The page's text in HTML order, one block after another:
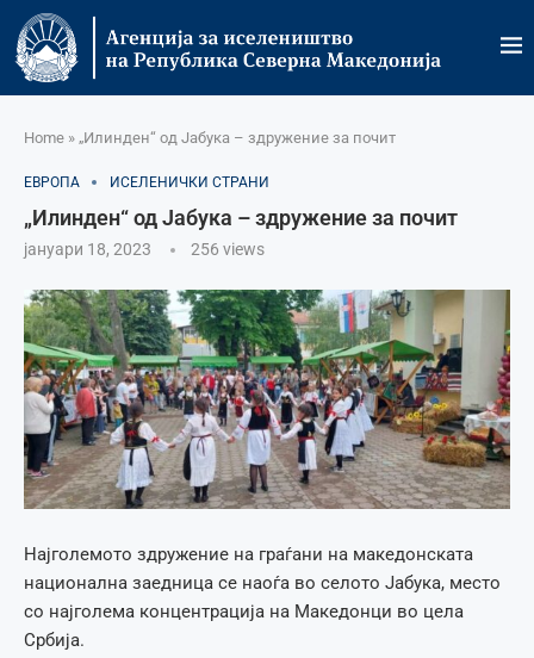
Home » „Илинден“ од Јабука – здружение за почит
ЕВРОПА ИСЕЛЕНИЧКИ СТРАНИ
„Илинден“ од Јабука – здружение за почит
јануари 18, 2023 256 views
Најголемото здружение на граѓани на македонската
национална заедница се наоѓа во селото Јабука, место
со најголема концентрација на Македонци во цела
Србија.